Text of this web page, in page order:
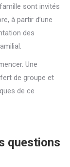
sont invités
à partir d’une
des
Une
de groupe et
de ce
questions